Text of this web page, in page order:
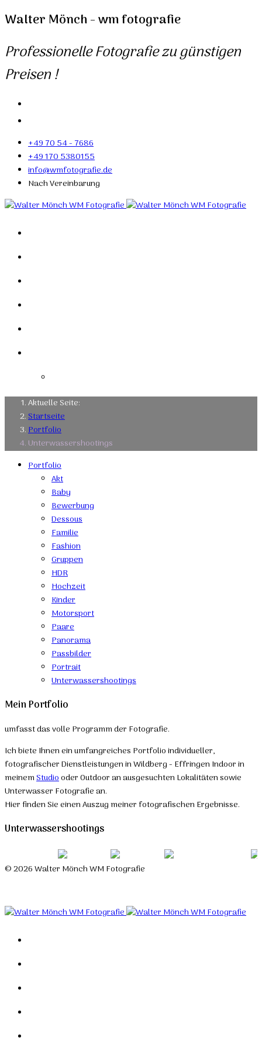
Walter Mönch - wm fotografie
Professionelle Fotografie zu günstigen
Preisen !
+49 70 54 - 7686
+49 170 5380155
info@wmfotografie.de
Nach Vereinbarung
Aktuelle Seite:
Startseite
Portfolio
Unterwassershootings
Portfolio
Akt
Baby
Bewerbung
Dessous
Familie
Fashion
Gruppen
HDR
Hochzeit
Kinder
Motorsport
Paare
Panorama
Passbilder
Portrait
Unterwassershootings
Mein Portfolio
umfasst das volle Programm der Fotografie.
Ich biete Ihnen ein umfangreiches Portfolio individueller,
fotografischer Dienstleistungen in Wildberg - Effringen Indoor in
meinemStudiooder Outdoor an ausgesuchten Lokalitäten sowie
Unterwasser Fotografie an.
Hier finden Sie einen Auszug meiner fotografischen Ergebnisse.
Unterwassershootings
© 2026 Walter Mönch WM Fotografie